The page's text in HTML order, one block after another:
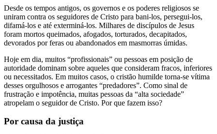
Desde os tempos antigos, os governos e os poderes religiosos se
uniram contra os seguidores de Cristo para bani-los, persegui-los,
difamá-los e até exterminá-los. Milhares de discípulos de Jesus
foram mortos queimados, afogados, torturados, decapitados,
devorados por feras ou abandonados em masmorras úmidas.
Hoje em dia, muitos “profissionais” ou pessoas em posição de
autoridade dominam sobre aqueles que consideram fracos, inferiores
ou necessitados. Em muitos casos, o cristão humilde torna-se vítima
desses orgulhosos e arrogantes “predadores”. Como sinal de
frustração e impotência, muitas pessoas da “alta sociedade”
atropelam o seguidor de Cristo. Por que fazem isso?
Por causa da justiça